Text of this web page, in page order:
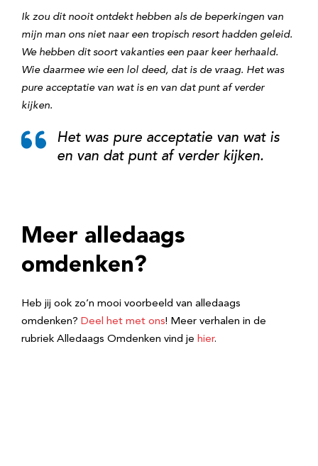
Ik zou dit nooit ontdekt hebben als de beperkingen van
mijn man ons niet naar een tropisch resort hadden geleid.
We hebben dit soort vakanties een paar keer herhaald.
Wie daarmee wie een lol deed, dat is de vraag. Het was
pure acceptatie van wat is en van dat punt af verder
kijken.
Het was pure acceptatie van wat is
en van dat punt af verder kijken.
Meer alledaags
omdenken?
Heb jij ook zo’n mooi voorbeeld van alledaags
omdenken? Deel het met ons! Meer verhalen in de
rubriek Alledaags Omdenken vind je hier.